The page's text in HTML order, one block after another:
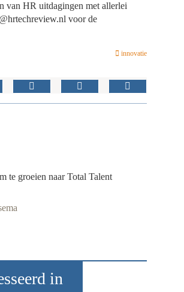
van HR uitdagingen met allerlei
voor de
innovatie
te groeien naar Total Talent
in